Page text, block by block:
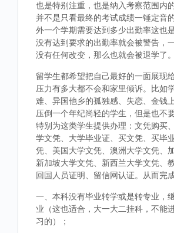
也是特别注重，也是纳入考察范围内
并不是只看最终的考试成绩一锤定音
外一个学期需要达到多少出勤率这也
没有达到要求的出勤率就会被警告，
没有任何改变，那么也就会被退学了。
留学生都希望把自己最好的一面展现
压力有多大都不会和家里倾诉。比如
难、异国他乡的孤独感、失恋、金钱
压倒一个年纪尚轻的学生，但是也不
特别为这类学生提供办理：文凭购买
学文凭、大学毕业证、买文凭、买毕
凭、美国大学文凭、澳洲大学文凭、
新加坡大学文凭、新西兰大学文凭、
回国人员证明、留信网认证。从而完成
一、本科没有毕业转学或是转专业，
业（这也适合，大一大二挂科，不能
习的）；